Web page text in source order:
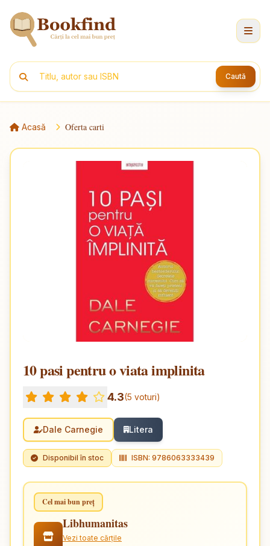
Caută
Acasă Oferta carti
10 pasi pentru o viata implinita
4.3(5 voturi)
Dale Carnegie Litera
Disponibil în stoc ISBN: 9786063333439
Cel mai bun preț
Libhumanitas
Vezi toate cărțile